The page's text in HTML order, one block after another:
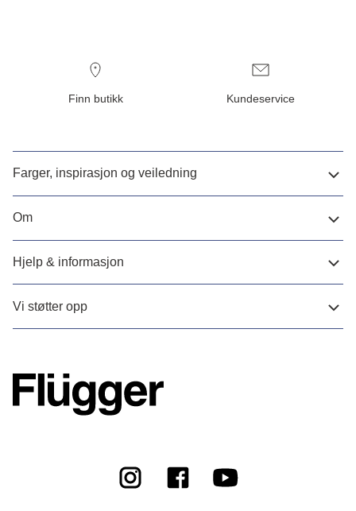
Finn butikk Kundeservice
Farger, inspirasjon og veiledning
Om
Hjelp & informasjon
Vi støtter opp